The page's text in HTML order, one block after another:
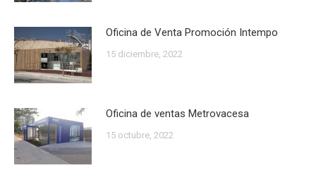
Oficina de Venta Promoción Intempo
15 diciembre, 2022
Oficina de ventas Metrovacesa
15 octubre, 2022